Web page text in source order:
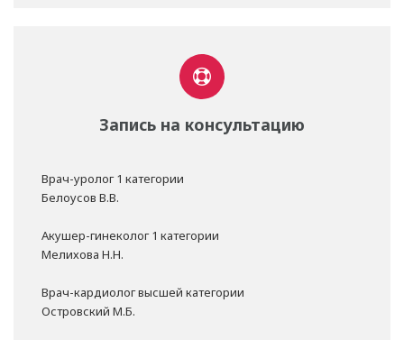
Запись на консультацию
Врач-уролог 1 категории
Белоусов В.В.
Акушер-гинеколог 1 категории
Мелихова Н.Н.
Врач-кардиолог высшей категории
Островский М.Б.